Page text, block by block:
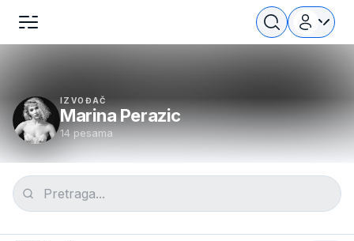
IZVOĐAČ
Marina Perazic
14 pesama